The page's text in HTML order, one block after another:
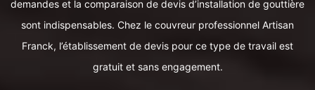
demandes et la comparaison de devis d’installation de gouttière
sont indispensables. Chez le couvreur professionnel Artisan
Franck, l’établissement de devis pour ce type de travail est
gratuit et sans engagement.